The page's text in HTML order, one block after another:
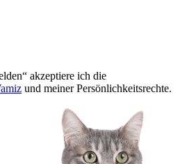
akzeptiere ich die
und meiner Persönlichkeitsrechte.